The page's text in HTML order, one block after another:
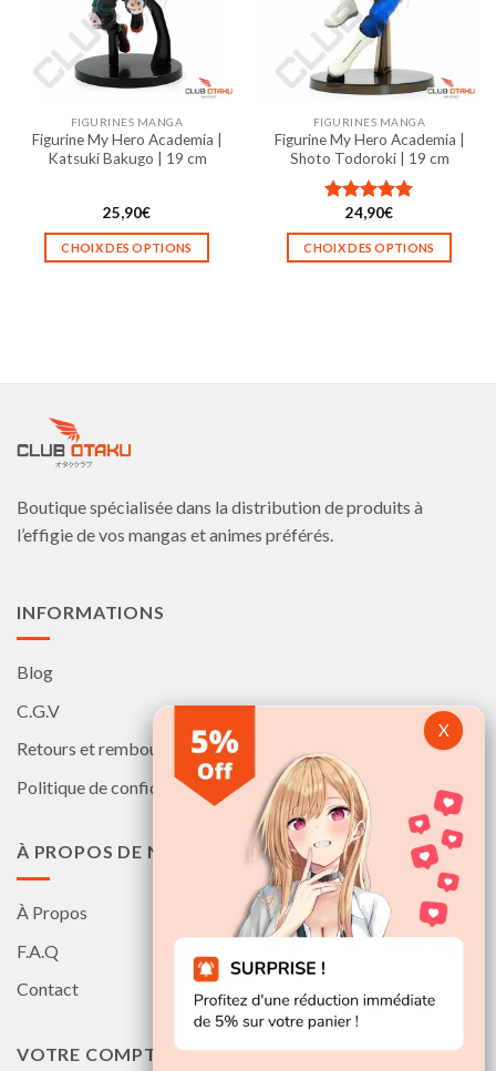
peuvent
être
choisies
sur
page
peuvent
être
choisies
sur
page
du
FIGURINES MANGA
Figurine My Hero Academia |
Katsuki Bakugo | 19 cm
25,90€
CHOIX DES OPTIONS
Les
être
sur
la
FIGURINES MANGA
Figurine My Hero Academia |
Shoto Todoroki | 19 cm
Note5.00
sur 5
24,90€
CHOIX DES OPTIONS
Les
sur
Boutique spécialisée dans la distribution de produits à
l’effigie de vos mangas et animes préférés.
INFORMATIONS
Blog
C.G.V
Retours et remboursements
Politique de confidentialité
À PROPOS DE NOUS
À Propos
F.A.Q
Contact
VOTRE COMPTE